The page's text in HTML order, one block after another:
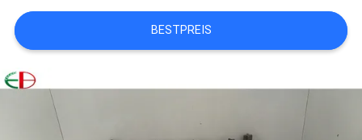
NACHRICHTEN
FORDERN
SIE
BESTPREIS